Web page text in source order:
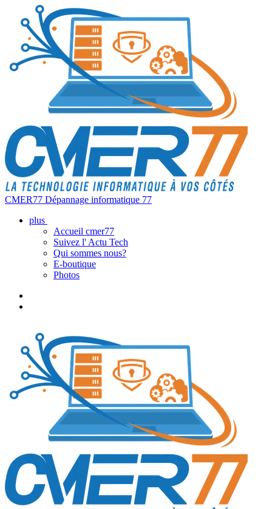
CMER77 Dépannage informatique 77
plus
Accueil cmer77
Suivez l' Actu Tech
Qui sommes nous?
E-boutique
Photos